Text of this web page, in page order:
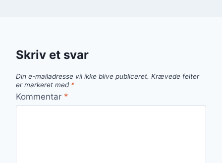
Skriv et svar
Din e-mailadresse vil ikke blive publiceret. Krævede felter
er markeret med *
Kommentar *